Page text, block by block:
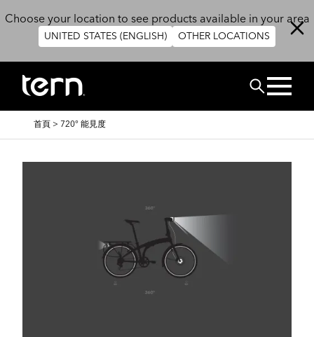
Choose your location to see products available in your area
UNITED STATES (ENGLISH) OTHER LOCATIONS
搜尋
導
首頁 > 720° 能見度